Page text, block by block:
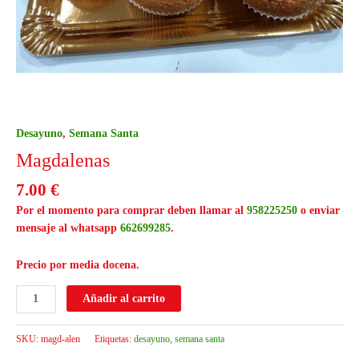
Desayuno, Semana Santa
Magdalenas
7.00 €
Por el momento para comprar deben llamar al 958225250 o enviar
mensaje al whatsapp 662699285.
Precio por media docena.
Añadir al carrito
SKU: magd-alen Etiquetas: desayuno semana santa